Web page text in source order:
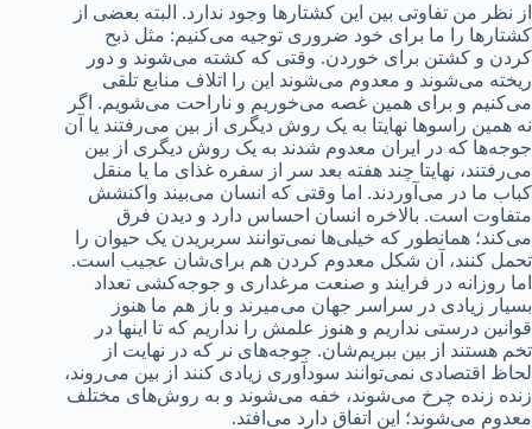
از نظر من تفاوتی بین این کشتارها وجود ندارد. البته بعضی از
کشتارها را ما برای خود ضروری توجیه می‌کنیم: مثل ذبح
کردن و کشتن برای خوردن. وقتی که کشته می‌شوند و دور
ریخته می‌شوند و معدوم می‌شوند این را اتلاف منابع تلقی
می‌کنیم و برای همین غصه می‌خوریم و ناراحت می‌شویم. اگر
نه همین راسوها نهایتا به یک روش دیگری از بین می‌رفتند یا آن
جوجه‌ها که در ایران معدوم شدند به یک روش دیگری از بین
می‌رفتند، نهایتا چند هفته بعد سر از سفره غذای ما یا منقل
کباب ما در می‌آوردند. اما وقتی که انسان می‌بیند واکنشش
متفاوت است. بالاخره انسان احساس دارد و دیدن فرق
می‌کند؛ همانطور که خیلی‌ها نمی‌توانند سربریدن یک حیوان را
تحمل کنند، آن شکل معدوم کردن هم برای‌شان عجیب است.
اما روزانه در فرایند و صنعت مرغداری و جوجه‌کشی تعداد
بسیار زیادی در سراسر جهان می‌میرند و باز هم ما هنوز
قوانین درستی نداریم و هنوز علمش را نداریم که تا اینها در
تخم هستند از بین ببریم‌شان. جوجه‌های نر که در نهایت از
لحاظ اقتصادی نمی‌توانند سودآوری زیادی کنند از بین می‌روند،
زنده زنده چرخ می‌شوند، خفه می‌شوند و به روش‌های مختلف
معدوم می‌شوند؛ این اتفاق دارد می‌افتد.